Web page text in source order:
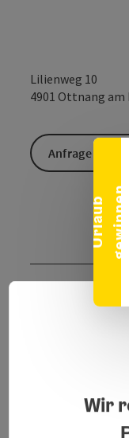
U
r
l
a
u
b
g
e
w
i
n
n
e n
Banner einklappen
Lilienweg 10
4901 Ottnang am
Anfrage senden
Wir